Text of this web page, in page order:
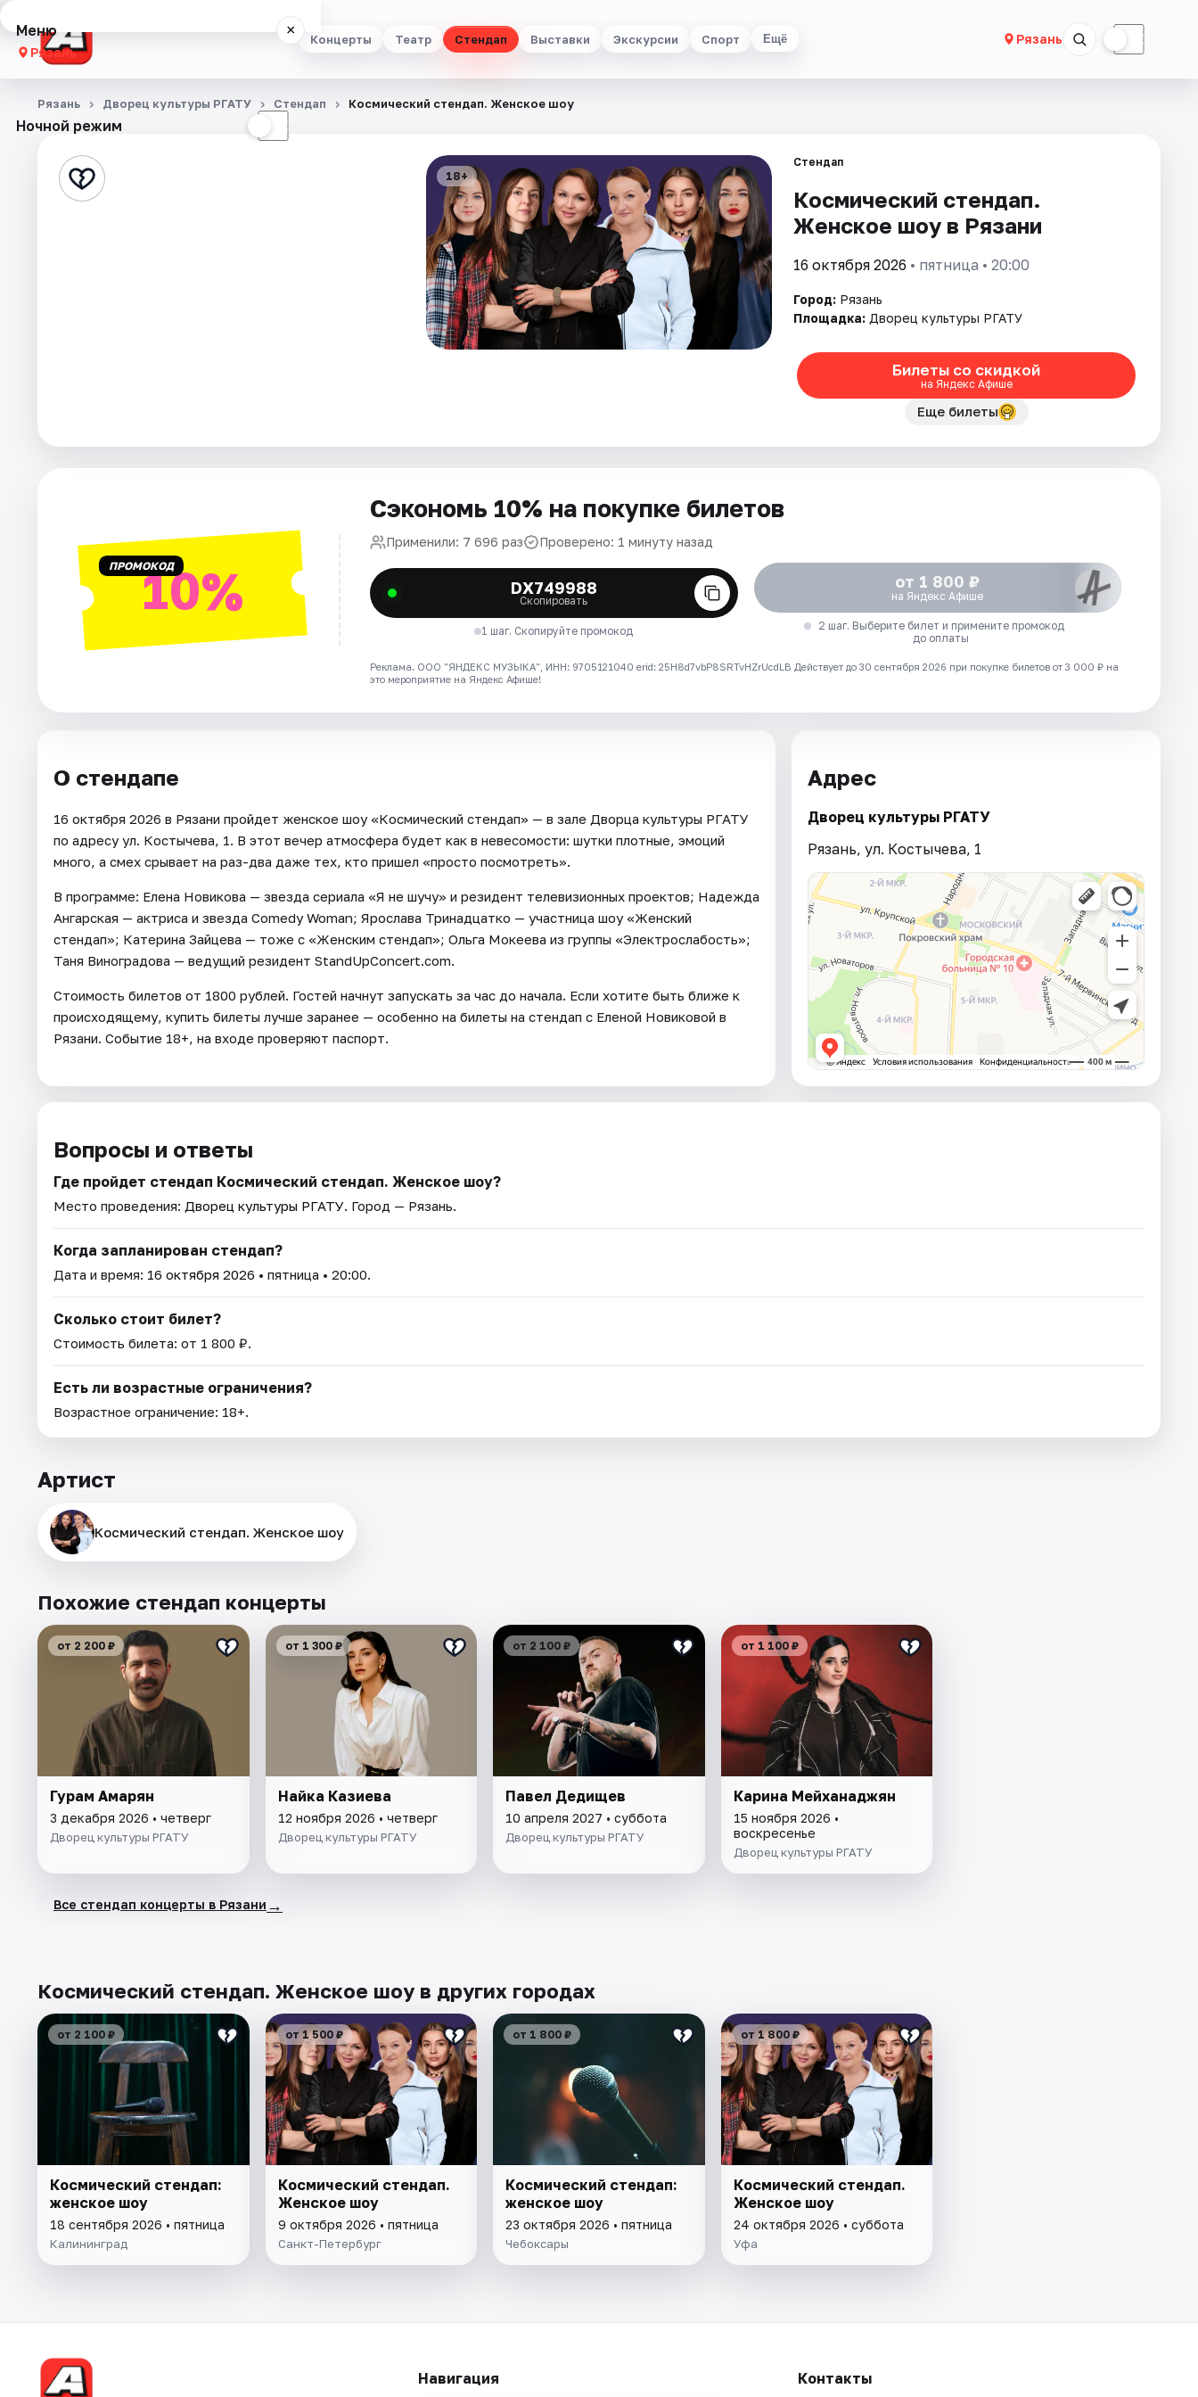
Концерты Театр Стендап Выставки Экскурсии Спорт Ещё Рязань ☾
Меню ×
Рязань
Концерты
Стендап
Площадки
Ночной режим ☾
Рязань Дворец культуры РГАТУ Стендап Космический стендап. Женское шоу
18+
Стендап
Космический стендап.
Женское шоу в Рязани
16 октября 2026 • пятница • 20:00
Город: Рязань
Площадка: Дворец культуры РГАТУ
Билеты со скидкой
на Яндекс Афише
Еще билеты
ПРОМОКОД10%
Сэкономь 10% на покупке билетов
Применили: 7 696 раз Проверено: 1 минуту назад
DX749988
Скопировать
1 шаг. Скопируйте промокод
от 1 800 ₽
на Яндекс Афише
2 шаг. Выберите билет и примените промокод
до оплаты
Реклама. ООО "ЯНДЕКС МУЗЫКА", ИНН: 9705121040 erid: 25H8d7vbP8SRTvHZrUcdLB Действует до 30 сентября 2026 при покупке билетов от 3 000 ₽ на
это мероприятие на Яндекс Афише!
О стендапе
16 октября 2026 в Рязани пройдет женское шоу «Космический стендап» — в зале Дворца культуры РГАТУ
по адресу ул. Костычева, 1. В этот вечер атмосфера будет как в невесомости: шутки плотные, эмоций
много, а смех срывает на раз-два даже тех, кто пришел «просто посмотреть».
В программе: Елена Новикова — звезда сериала «Я не шучу» и резидент телевизионных проектов; Надежда
Ангарская — актриса и звезда Comedy Woman; Ярослава Тринадцатко — участница шоу «Женский
стендап»; Катерина Зайцева — тоже с «Женским стендап»; Ольга Мокеева из группы «Электрослабость»;
Таня Виноградова — ведущий резидент StandUpConcert.com.
Стоимость билетов от 1800 рублей. Гостей начнут запускать за час до начала. Если хотите быть ближе к
происходящему, купить билеты лучше заранее — особенно на билеты на стендап с Еленой Новиковой в
Рязани. Событие 18+, на входе проверяют паспорт.
Адрес
Дворец культуры РГАТУ
Рязань, ул. Костычева, 1
Вопросы и ответы
Где пройдет стендап Космический стендап. Женское шоу?
Место проведения: Дворец культуры РГАТУ. Город — Рязань.
Когда запланирован стендап?
Дата и время: 16 октября 2026 • пятница • 20:00.
Сколько стоит билет?
Стоимость билета: от 1 800 ₽.
Есть ли возрастные ограничения?
Возрастное ограничение: 18+.
Артист
Космический стендап. Женское шоу
Похожие стендап концерты
от 2 200 ₽
Гурам Амарян
3 декабря 2026 • четверг
Дворец культуры РГАТУ
от 1 300 ₽
Найка Казиева
12 ноября 2026 • четверг
Дворец культуры РГАТУ
от 2 100 ₽
Павел Дедищев
10 апреля 2027 • суббота
Дворец культуры РГАТУ
от 1 100 ₽
Карина Мейханаджян
15 ноября 2026 •
воскресенье
Дворец культуры РГАТУ
Все стендап концерты в Рязани →
Космический стендап. Женское шоу в других городах
от 2 100 ₽
Космический стендап:
женское шоу
18 сентября 2026 • пятница
Калининград
от 1 500 ₽
Космический стендап.
Женское шоу
9 октября 2026 • пятница
Санкт-Петербург
от 1 800 ₽
Космический стендап:
женское шоу
23 октября 2026 • пятница
Чебоксары
от 1 800 ₽
Космический стендап.
Женское шоу
24 октября 2026 • суббота
Уфа
Навигация Контакты